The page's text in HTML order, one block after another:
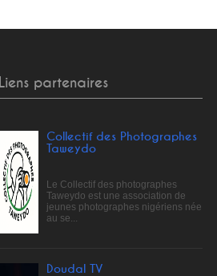
Liens partenaires
Collectif des Photographes
Taweydo
Le Collectif des photographes
Taweydo est une association de
jeunes photographes nigériens née
au se...
Doudal TV